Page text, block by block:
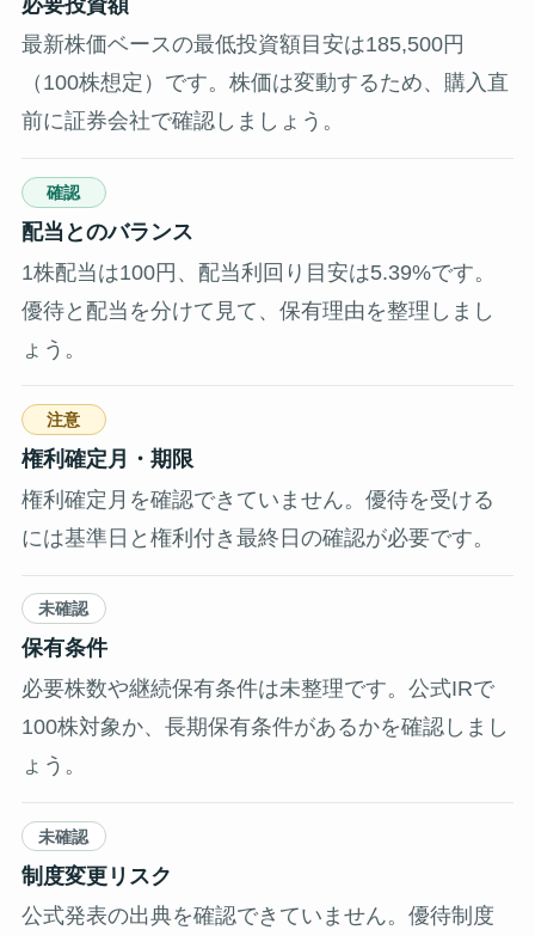
最新株価ベースの最低投資額目安は185,500円
（100株想定）です。株価は変動するため、購入直
前に証券会社で確認しましょう。
確認
配当とのバランス
1株配当は100円、配当利回り目安は5.39%です。
優待と配当を分けて見て、保有理由を整理しまし
ょう。
注意
権利確定月・期限
権利確定月を確認できていません。優待を受ける
には基準日と権利付き最終日の確認が必要です。
未確認
保有条件
必要株数や継続保有条件は未整理です。公式IRで
100株対象か、長期保有条件があるかを確認しまし
ょう。
未確認
制度変更リスク
公式発表の出典を確認できていません。優待制度